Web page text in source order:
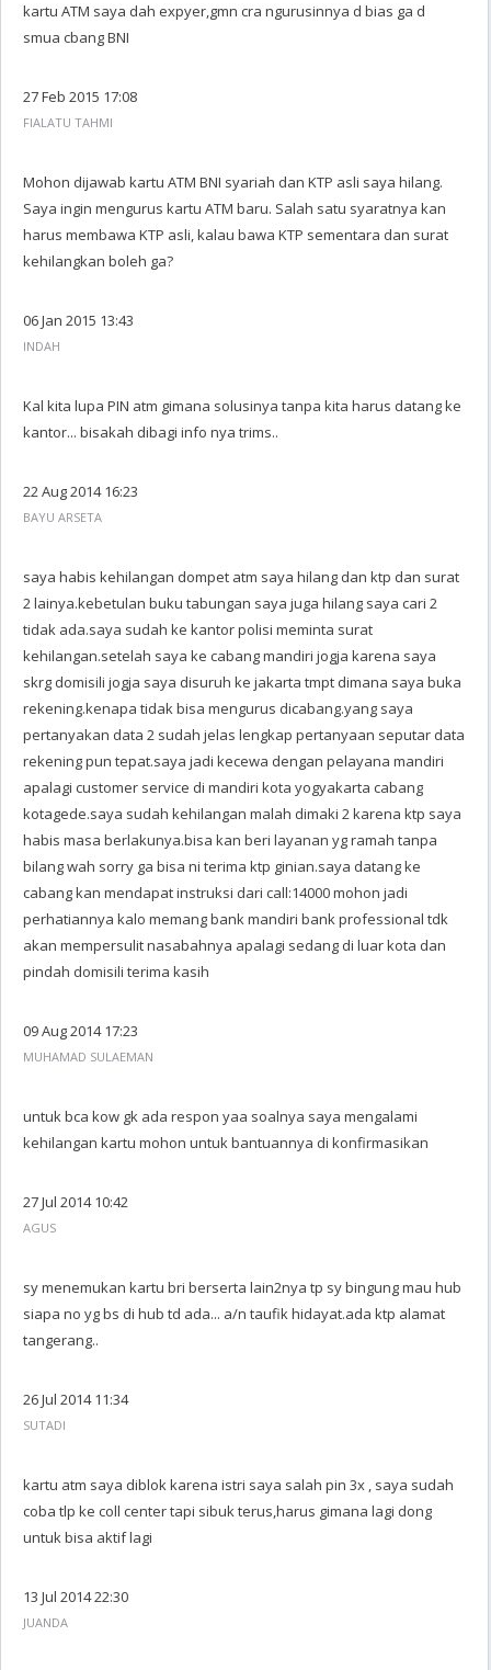
kartu ATM saya dah expyer,gmn cra ngurusinnya d bias ga d
smua cbang BNI
27 Feb 2015 17:08
FIALATU TAHMI
Mohon dijawab kartu ATM BNI syariah dan KTP asli saya hilang.
Saya ingin mengurus kartu ATM baru. Salah satu syaratnya kan
harus membawa KTP asli, kalau bawa KTP sementara dan surat
kehilangkan boleh ga?
06 Jan 2015 13:43
INDAH
Kal kita lupa PIN atm gimana solusinya tanpa kita harus datang ke
kantor... bisakah dibagi info nya trims..
22 Aug 2014 16:23
BAYU ARSETA
saya habis kehilangan dompet atm saya hilang dan ktp dan surat
2 lainya.kebetulan buku tabungan saya juga hilang saya cari 2
tidak ada.saya sudah ke kantor polisi meminta surat
kehilangan.setelah saya ke cabang mandiri jogja karena saya
skrg domisili jogja saya disuruh ke jakarta tmpt dimana saya buka
rekening.kenapa tidak bisa mengurus dicabang.yang saya
pertanyakan data 2 sudah jelas lengkap pertanyaan seputar data
rekening pun tepat.saya jadi kecewa dengan pelayana mandiri
apalagi customer service di mandiri kota yogyakarta cabang
kotagede.saya sudah kehilangan malah dimaki 2 karena ktp saya
habis masa berlakunya.bisa kan beri layanan yg ramah tanpa
bilang wah sorry ga bisa ni terima ktp ginian.saya datang ke
cabang kan mendapat instruksi dari call:14000 mohon jadi
perhatiannya kalo memang bank mandiri bank professional tdk
akan mempersulit nasabahnya apalagi sedang di luar kota dan
pindah domisili terima kasih
09 Aug 2014 17:23
MUHAMAD SULAEMAN
untuk bca kow gk ada respon yaa soalnya saya mengalami
kehilangan kartu mohon untuk bantuannya di konfirmasikan
27 Jul 2014 10:42
AGUS
sy menemukan kartu bri berserta lain2nya tp sy bingung mau hub
siapa no yg bs di hub td ada... a/n taufik hidayat.ada ktp alamat
tangerang..
26 Jul 2014 11:34
SUTADI
kartu atm saya diblok karena istri saya salah pin 3x , saya sudah
coba tlp ke coll center tapi sibuk terus,harus gimana lagi dong
untuk bisa aktif lagi
13 Jul 2014 22:30
JUANDA